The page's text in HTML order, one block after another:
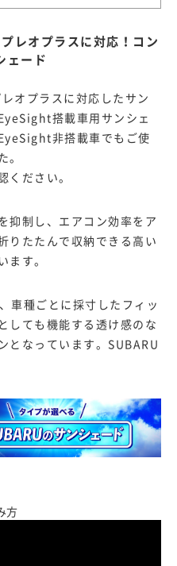
レオプラスに対応！コン
ェード
オプラスに対応したサン
搭載車用サンシェ
非搭載車でもご使
。
ください。
抑制し、エアコン効率をア
りたたんで収納できる高い
ます。
車種ごとに採寸したフィッ
しても機能する透け感のな
となっています。SUBARU
方